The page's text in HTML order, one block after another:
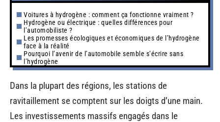
Voitures à hydrogène : comment ça fonctionne vraiment ?
Hydrogène ou électrique : quelles différences pour
l’automobiliste ?
Les promesses écologiques et économiques de l’hydrogène
face à la réalité
Pourquoi l’avenir de l’automobile semble s’écrire sans
l’hydrogène
Dans la plupart des régions, les stations de
ravitaillement se comptent sur les doigts d’une main.
Les investissements massifs engagés dans le